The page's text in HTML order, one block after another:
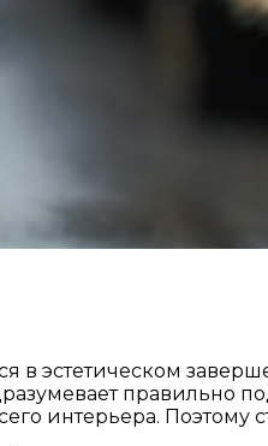
в эстетическом
правильно
интерьера. Поэтому